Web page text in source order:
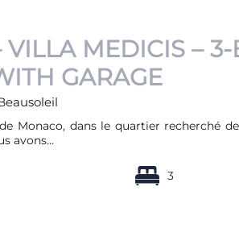
VILLA MEDICIS –
GARAGE
Monaco, dans le quartier recherché
avons...
3